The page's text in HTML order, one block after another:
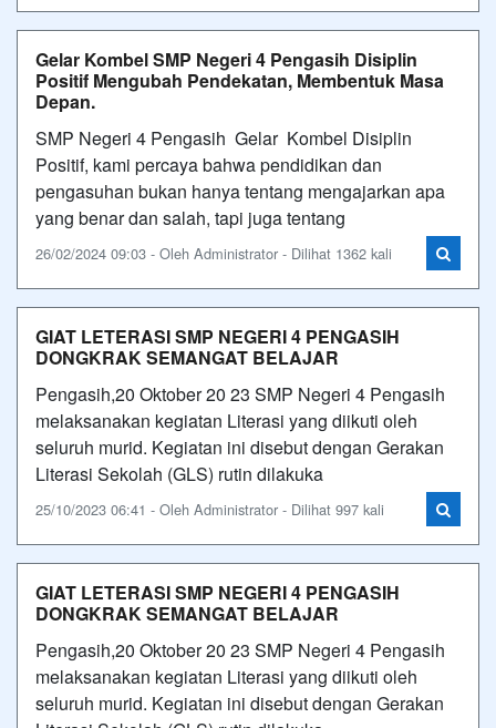
Gelar Kombel SMP Negeri 4 Pengasih Disiplin
Positif Mengubah Pendekatan, Membentuk Masa
Depan.
SMP Negeri 4 Pengasih Gelar Kombel Disiplin
Positif, kami percaya bahwa pendidikan dan
pengasuhan bukan hanya tentang mengajarkan apa
yang benar dan salah, tapi juga tentang
26/02/2024 09:03 - Oleh Administrator - Dilihat 1362 kali
GIAT LETERASI SMP NEGERI 4 PENGASIH
DONGKRAK SEMANGAT BELAJAR
Pengasih,20 Oktober 20 23 SMP Negeri 4 Pengasih
melaksanakan kegiatan Literasi yang diikuti oleh
seluruh murid. Kegiatan ini disebut dengan Gerakan
Literasi Sekolah (GLS) rutin dilakuka
25/10/2023 06:41 - Oleh Administrator - Dilihat 997 kali
GIAT LETERASI SMP NEGERI 4 PENGASIH
DONGKRAK SEMANGAT BELAJAR
Pengasih,20 Oktober 20 23 SMP Negeri 4 Pengasih
melaksanakan kegiatan Literasi yang diikuti oleh
seluruh murid. Kegiatan ini disebut dengan Gerakan